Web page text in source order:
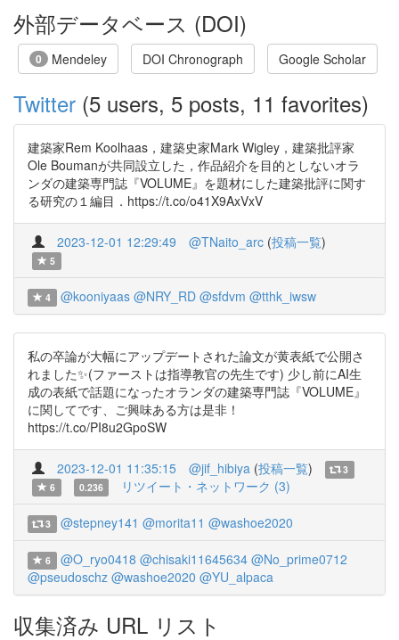
外部データベース (DOI)
0 Mendeley DOI Chronograph Google Scholar
Twitter (5 users, 5 posts, 11 favorites)
建築家Rem Koolhaas，建築史家Mark Wigley，建築批評家
Ole Boumanが共同設立した，作品紹介を目的としないオラ
ンダの建築専門誌『VOLUME』を題材にした建築批評に関す
る研究の１編目．https://t.co/o41X9AxVxV
2023-12-01 12:29:49 @TNaito_arc (投稿一覧)
5
4 @kooniyaas @NRY_RD @sfdvm @tthk_iwsw
私の卒論が大幅にアップデートされた論文が黄表紙で公開さ
れました✨(ファーストは指導教官の先生です) 少し前にAI生
成の表紙で話題になったオランダの建築専門誌『VOLUME』
に関してです、ご興味ある方は是非！
https://t.co/PI8u2GpoSW
2023-12-01 11:35:15 @jif_hibiya (投稿一覧)
3
6
0.236 リツイート・ネットワーク (3)
3 @stepney141 @morita11 @washoe2020
6 @O_ryo0418 @chisaki11645634 @No_prime0712
@pseudoschz @washoe2020 @YU_alpaca
収集済み URL リスト